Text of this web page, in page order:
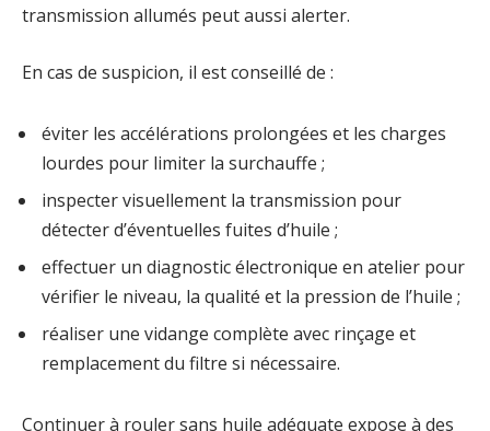
transmission allumés peut aussi alerter.
En cas de suspicion, il est conseillé de :
éviter les accélérations prolongées et les charges
lourdes pour limiter la surchauffe ;
inspecter visuellement la transmission pour
détecter d’éventuelles fuites d’huile ;
effectuer un diagnostic électronique en atelier pour
vérifier le niveau, la qualité et la pression de l’huile ;
réaliser une vidange complète avec rinçage et
remplacement du filtre si nécessaire.
Continuer à rouler sans huile adéquate expose à des